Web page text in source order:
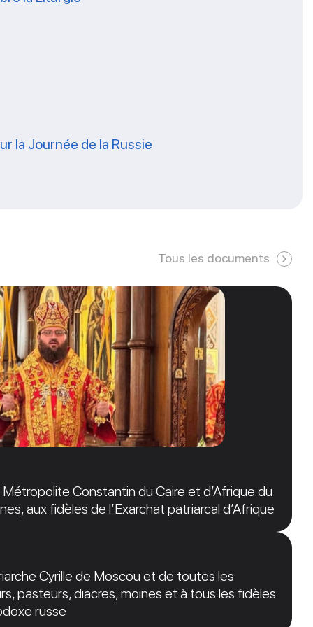
la Journée de la Russie
Tous les documents
Constantin du Caire et d’Afrique du
aux fidèles de l’Exarchat patriarcal d’Afrique
Cyrille de Moscou et de toutes les
pasteurs, diacres, moines et à tous les fidèles
russe